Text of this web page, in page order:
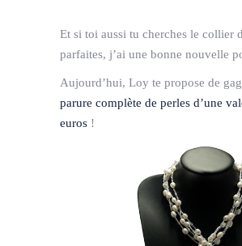
Et si toi aussi tu cherches le collier
parfaites, j’ai une bonne nouvelle
Aujourd’hui, Loy te propose de
parure complète de perles d’une
euros !